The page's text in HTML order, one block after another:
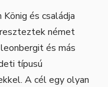
és családja
német
és más
típusú
A cél egy olyan